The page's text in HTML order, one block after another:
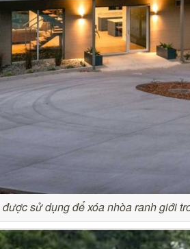
sử dụng để xóa nhòa ranh giới